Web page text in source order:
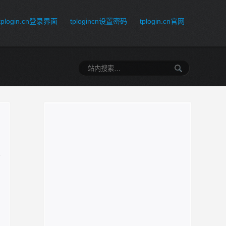
登录界面 tplogincn设置密码 tplogin.cn官网